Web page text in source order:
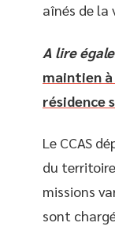
aînés de la
A lire
maintien
résidence
Le CCAS
du
missions
sont